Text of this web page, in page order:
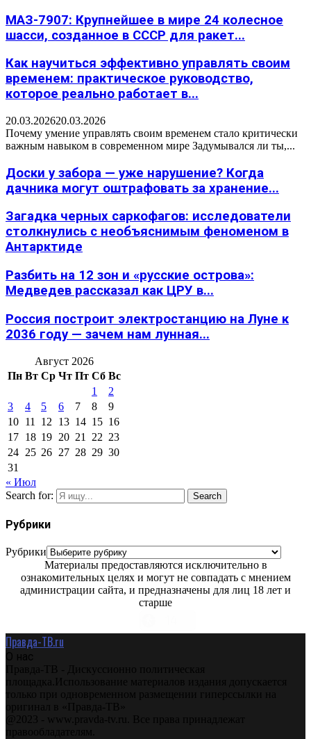
МАЗ-7907: Крупнейшее в мире 24 колесное
шасси, созданное в СССР для ракет...
Как научиться эффективно управлять своим
временем: практическое руководство,
которое реально работает в...
20.03.202620.03.2026
Почему умение управлять своим временем стало критически
важным навыком в современном мире Задумывался ли ты,...
Доски у забора — уже нарушение? Когда
дачника могут оштрафовать за хранение...
Загадка черных саркофагов: исследователи
столкнулись с необъяснимым феноменом в
Антарктиде
Разбить на 12 зон и «русские острова»:
Медведев рассказал как ЦРУ в...
Россия построит электростанцию на Луне к
2036 году — зачем нам лунная...
Август 2026
Пн Вт Ср Чт Пт Сб Вс
1
2
3
4 5 6 7 8
9
10 11 12 13 14 15 16
17 18 19 20 21 22 23
24 25 26 27 28 29 30
31
« Июл
Search for:
Search
Рубрики
Рубрики
Материалы предоставляются исключительно в
ознакомительных целях и могут не совпадать с мнением
администрации сайта, и предназначены для лиц 18 лет и
старше
Правда-ТВ.ru
О нас
Правда-ТВ - Дискуссионно политическая
площадка.Использование материалов издания допускается
только при одновременном размещении гиперссылки на
оригинал в «Правда-ТВ»
@2023 - www.pravda-tv.ru. Все права принадлежат
правообладателям.